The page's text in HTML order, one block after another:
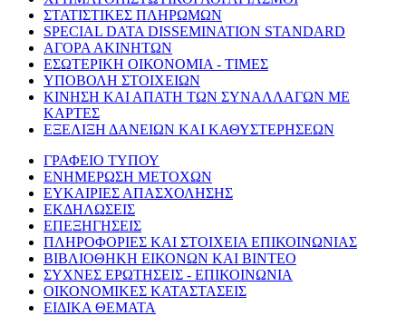
ΣΤΑΤΙΣΤΙΚΕΣ ΠΛΗΡΩΜΩΝ
SPECIAL DATA DISSEMINATION STANDARD
ΑΓΟΡΑ ΑΚΙΝΗΤΩΝ
ΕΣΩΤΕΡΙΚΗ ΟΙΚΟΝΟΜΙΑ - ΤΙΜΕΣ
ΥΠΟΒΟΛΗ ΣΤΟΙΧΕΙΩΝ
ΚΙΝΗΣΗ ΚΑΙ ΑΠΑΤΗ ΤΩΝ ΣΥΝΑΛΛΑΓΩΝ ΜΕ
ΚΑΡΤΕΣ
ΕΞΕΛΙΞΗ ΔΑΝΕΙΩΝ ΚΑΙ ΚΑΘΥΣΤΕΡΗΣΕΩΝ
ΓΡΑΦΕΙΟ ΤΥΠΟΥ
ΕΝΗΜΕΡΩΣΗ ΜΕΤΟΧΩΝ
ΕΥΚΑΙΡΙΕΣ ΑΠΑΣΧΟΛΗΣΗΣ
ΕΚΔΗΛΩΣΕΙΣ
ΕΠΕΞΗΓΗΣΕΙΣ
ΠΛΗΡΟΦΟΡΙΕΣ ΚΑΙ ΣΤΟΙΧΕΙΑ ΕΠΙΚΟΙΝΩΝΙΑΣ
ΒΙΒΛΙΟΘΗΚΗ ΕΙΚΟΝΩΝ ΚΑΙ ΒΙΝΤΕΟ
ΣΥΧΝΕΣ ΕΡΩΤΗΣΕΙΣ - ΕΠΙΚΟΙΝΩΝΙΑ
ΟΙΚΟΝΟΜΙΚΕΣ ΚΑΤΑΣΤΑΣΕΙΣ
ΕΙΔΙΚΑ ΘΕΜΑΤΑ